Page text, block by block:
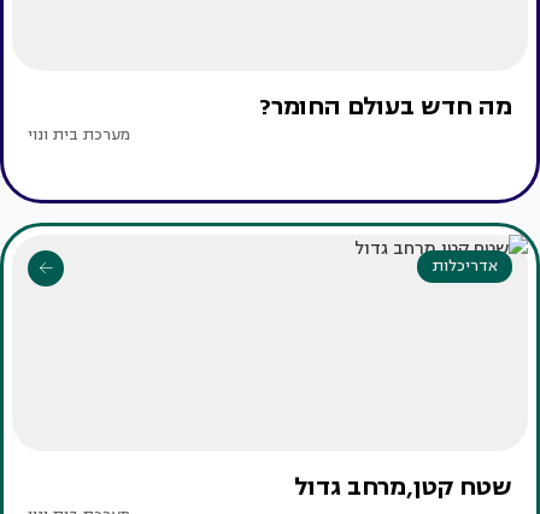
מה חדש בעולם החומר?
מערכת בית ונוי
אדריכלות
שטח קטן,מרחב גדול